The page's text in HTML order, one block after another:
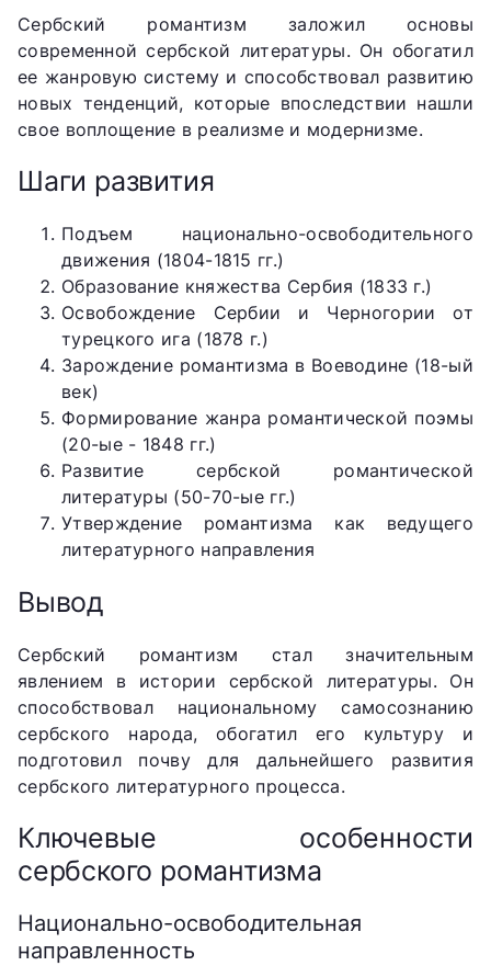
Сербский романтизм заложил основы
современной сербской литературы. Он обогатил
ее жанровую систему и способствовал развитию
новых тенденций, которые впоследствии нашли
свое воплощение в реализме и модернизме.
Шаги развития
Подъем национально-освободительного
движения (1804-1815 гг.)
Образование княжества Сербия (1833 г.)
Освобождение Сербии и Черногории от
турецкого ига (1878 г.)
Зарождение романтизма в Воеводине (18-ый
век)
Формирование жанра романтической поэмы
(20-ые - 1848 гг.)
Развитие сербской романтической
литературы (50-70-ые гг.)
Утверждение романтизма как ведущего
литературного направления
Вывод
Сербский романтизм стал значительным
явлением в истории сербской литературы. Он
способствовал национальному самосознанию
сербского народа, обогатил его культуру и
подготовил почву для дальнейшего развития
сербского литературного процесса.
Ключевые особенности
сербского романтизма
Национально-освободительная
направленность